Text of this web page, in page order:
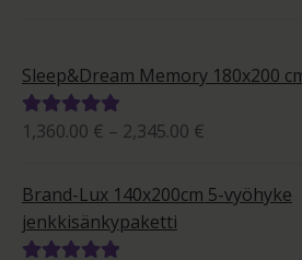
Sleep&Dream Memory 180x200
Arvostelu
1,360.00 € – 2,345.00 €
-
2,345.00 €
Brand-Lux 140x200cm 5-vyöhyke
jenkkisänkypaketti